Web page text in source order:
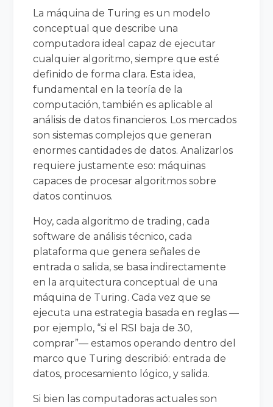
La máquina de Turing es un modelo
conceptual que describe una
computadora ideal capaz de ejecutar
cualquier algoritmo, siempre que esté
definido de forma clara. Esta idea,
fundamental en la teoría de la
computación, también es aplicable al
análisis de datos financieros. Los mercados
son sistemas complejos que generan
enormes cantidades de datos. Analizarlos
requiere justamente eso: máquinas
capaces de procesar algoritmos sobre
datos continuos.
Hoy, cada algoritmo de trading, cada
software de análisis técnico, cada
plataforma que genera señales de
entrada o salida, se basa indirectamente
en la arquitectura conceptual de una
máquina de Turing. Cada vez que se
ejecuta una estrategia basada en reglas —
por ejemplo, “si el RSI baja de 30,
comprar”— estamos operando dentro del
marco que Turing describió: entrada de
datos, procesamiento lógico, y salida.
Si bien las computadoras actuales son